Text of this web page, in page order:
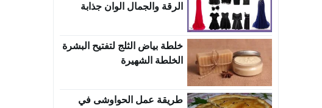
الرقة والجمال الوان جذابة
خلطة بياض الثلج لتفتيح البشرة
الخلطة الشهيرة
طريقة عمل الحواوشى في